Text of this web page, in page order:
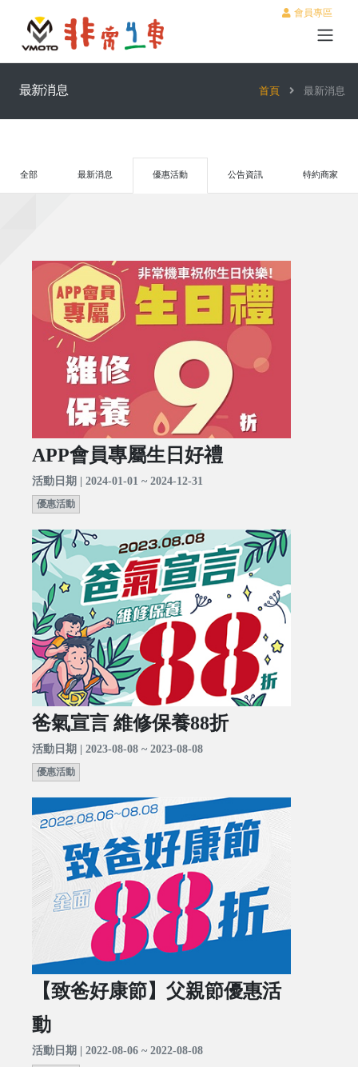
會員專區
最新消息 首頁 最新消息
全部 最新消息 優惠活動 公告資訊 特約商家
APP會員專屬生日好禮
活動日期 | 2024-01-01 ~ 2024-12-31
優惠活動
爸氣宣言 維修保養88折
活動日期 | 2023-08-08 ~ 2023-08-08
優惠活動
【致爸好康節】父親節優惠活
動
活動日期 | 2022-08-06 ~ 2022-08-08